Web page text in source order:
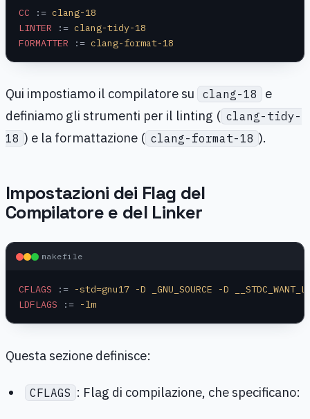
CC := clang-18
LINTER := clang-tidy-18
FORMATTER := clang-format-18
Qui impostiamo il compilatore su clang-18
e
definiamo gli strumenti per il linting ( clang-tidy-
18 ) e la formattazione ( clang-format-18 ).
Impostazioni dei Flag del
Compilatore e del Linker
makefile
CFLAGS := -std=gnu17 -D _GNU_SOURCE -D
LDFLAGS := -lm
Questa sezione definisce:
CFLAGS : Flag di compilazione, che specificano: